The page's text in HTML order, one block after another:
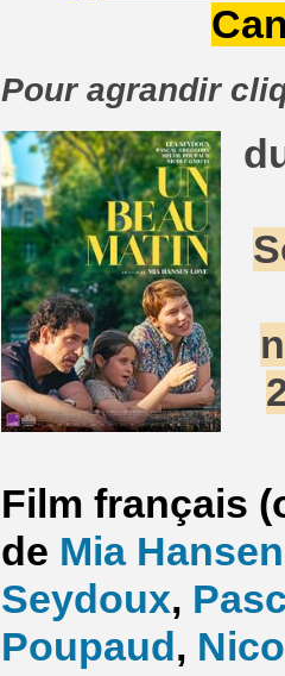
Pour agrandir
Film français
de Mia
Seydoux,
Poupaud ,